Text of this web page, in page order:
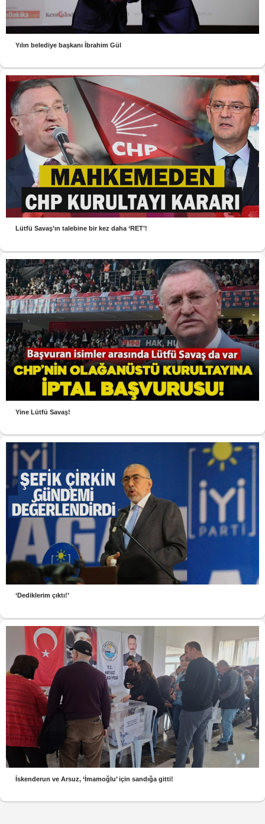
Yılın belediye başkanı İbrahim Gül
Lütfü Savaş’ın talebine bir kez daha ‘RET’!
Yine Lütfü Savaş!
‘Dediklerim çıktı!’
İskenderun ve Arsuz, ‘İmamoğlu’ için sandığa gitti!